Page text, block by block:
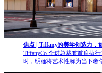
焦点 | Tiffany的美学创造力，
TiffanyCo.全球总裁兼首席执
时，明确将艺术性称为当下奢